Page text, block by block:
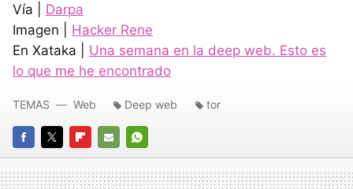
Vía | Darpa
Imagen | Hacker Rene
En Xataka | Una semana en la deep web. Esto es
lo que me he encontrado
FACEBOOK
TWITTERFLIPBOARD
E-
MAIL
WHATSAPP
TEMAS Web Deep web tor